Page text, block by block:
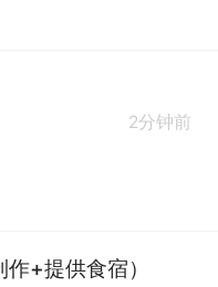
2分钟前
+提供食宿）